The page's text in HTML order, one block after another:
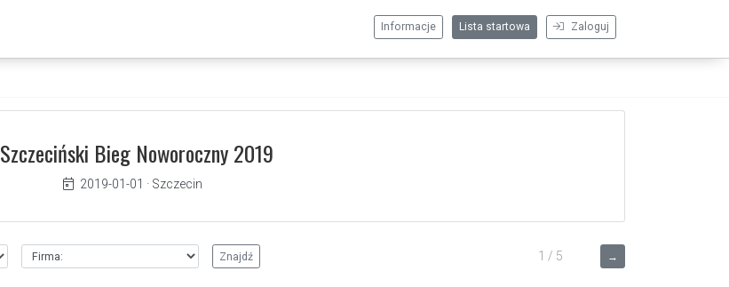
Zaloguj
Lista startowa
Informacje
Szczeciński Bieg Noworoczny 2019
2019-01-01 · Szczecin
→
1 / 5